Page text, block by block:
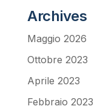
Archives
Maggio 2026
Ottobre 2023
Aprile 2023
Febbraio 2023